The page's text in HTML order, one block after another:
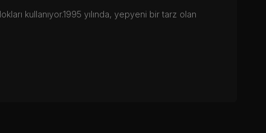
kullanıyor.1995 yılında, yepyeni bir tarz olan